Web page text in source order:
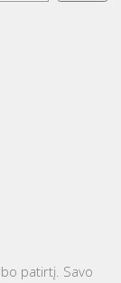
patirtį. Savo